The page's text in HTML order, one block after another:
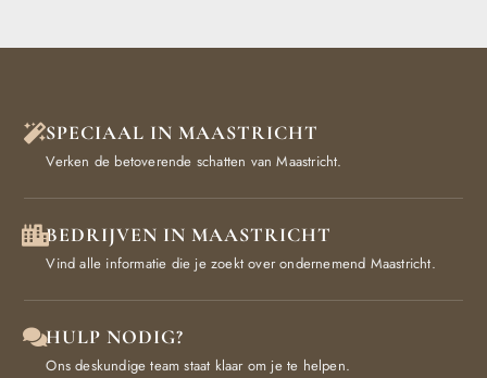
SPECIAAL IN MAASTRICHT
Verken de betoverende schatten van Maastricht.
BEDRIJVEN IN MAASTRICHT
Vind alle informatie die je zoekt over ondernemend Maastricht.
HULP NODIG?
Ons deskundige team staat klaar om je te helpen.